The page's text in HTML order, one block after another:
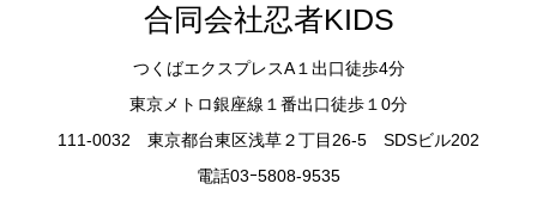
合同会社忍者KIDS
つくばエクスプレスA１出口徒歩4分
東京メトロ銀座線１番出口徒歩１0分
111-0032 東京都台東区浅草２丁目26-5 SDSビル202
電話03ｰ5808-9535